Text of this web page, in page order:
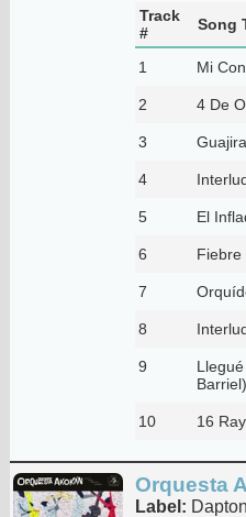
Track
#
Song
1 Mi
2 4 De
3
4
5 El
6 Fiebre
7
8
9
Barriel)
10 16
Orquesta
Label: